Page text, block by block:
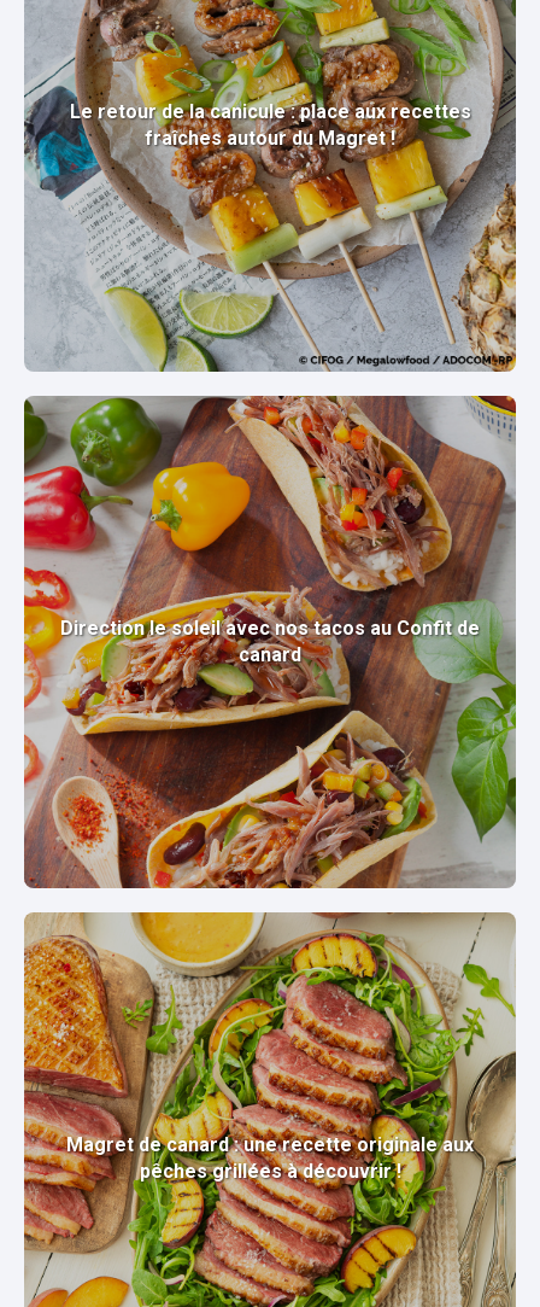
Le retour de la canicule : place aux recettes
fraîches autour du Magret !
Direction le soleil avec nos tacos au Confit de
canard
Magret de canard : une recette originale aux
pêches grillées à découvrir !